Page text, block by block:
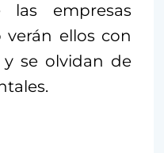
las empresas
ellos con
se olvidan de